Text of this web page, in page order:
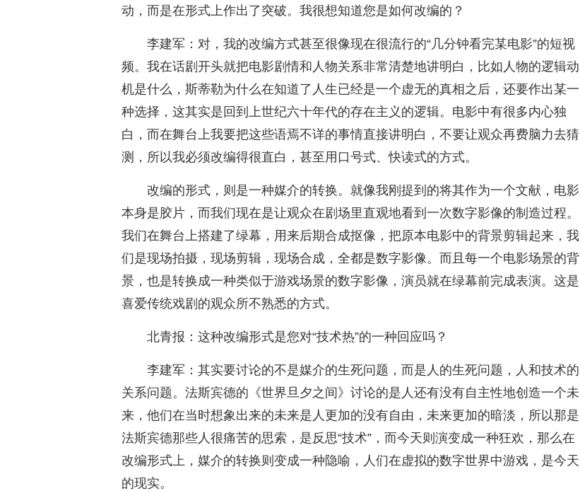
动，而是在形式上作出了突破。我很想知道您是如何改编的？
李建军：对，我的改编方式甚至很像现在很流行的“几分钟看完某电影”的短视
频。我在话剧开头就把电影剧情和人物关系非常清楚地讲明白，比如人物的逻辑动
机是什么，斯蒂勒为什么在知道了人生已经是一个虚无的真相之后，还要作出某一
种选择，这其实是回到上世纪六十年代的存在主义的逻辑。电影中有很多内心独
白，而在舞台上我要把这些语焉不详的事情直接讲明白，不要让观众再费脑力去猜
测，所以我必须改编得很直白，甚至用口号式、快读式的方式。
改编的形式，则是一种媒介的转换。就像我刚提到的将其作为一个文献，电影
本身是胶片，而我们现在是让观众在剧场里直观地看到一次数字影像的制造过程。
我们在舞台上搭建了绿幕，用来后期合成抠像，把原本电影中的背景剪辑起来，我
们是现场拍摄，现场剪辑，现场合成，全都是数字影像。而且每一个电影场景的背
景，也是转换成一种类似于游戏场景的数字影像，演员就在绿幕前完成表演。这是
喜爱传统戏剧的观众所不熟悉的方式。
北青报：这种改编形式是您对“技术热”的一种回应吗？
李建军：其实要讨论的不是媒介的生死问题，而是人的生死问题，人和技术的
关系问题。法斯宾德的《世界旦夕之间》讨论的是人还有没有自主性地创造一个未
来，他们在当时想象出来的未来是人更加的没有自由，未来更加的暗淡，所以那是
法斯宾德那些人很痛苦的思索，是反思“技术”，而今天则演变成一种狂欢，那么在
改编形式上，媒介的转换则变成一种隐喻，人们在虚拟的数字世界中游戏，是今天
的现实。